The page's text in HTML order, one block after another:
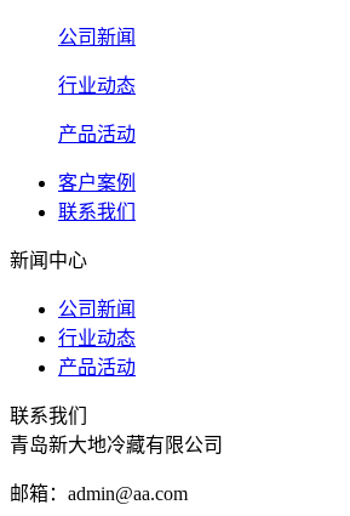
公司新闻
行业动态
产品活动
客户案例
联系我们
新闻中心
公司新闻
行业动态
产品活动
联系我们
青岛新大地冷藏有限公司
邮箱：admin@aa.com